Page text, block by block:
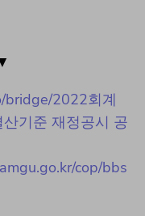
bridge/2022회계
기준 재정공시 공
cop/bbs